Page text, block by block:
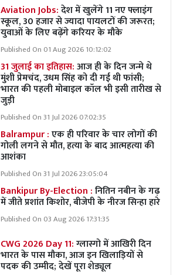
Aviation Jobs:देश में खुलेंगे 11 नए फ्लाइंग
स्कूल, 30 हजार से ज्यादा पायलटों की जरूरत;
युवाओं के लिए बढ़ेंगे करियर के मौके
Published On 01 Aug 2026 10:12:02
31 जुलाई का इतिहास:आज ही के दिन जन्मे थे
मुंशी प्रेमचंद, उधम सिंह को दी गई थी फांसी;
भारत की पहली मोबाइल कॉल भी इसी तारीख से
जुड़ी
Published On 31 Jul 2026 07:02:35
Balrampur :एक ही परिवार के चार लोगों की
गोली लगने से मौत, हत्या के बाद आत्महत्या की
आशंका
Published On 31 Jul 2026 23:05:04
Bankipur By-Election :नितिन नबीन के गढ़
में जीते प्रशांत किशोर, बीजेपी के नीरज सिन्हा हारे
Published On 03 Aug 2026 17:31:35
CWG 2026 Day 11:ग्लास्गो में आखिरी दिन
भारत के पास मौका, आज इन खिलाड़ियों से
पदक की उम्मीद; देखें पूरा शेड्यूल